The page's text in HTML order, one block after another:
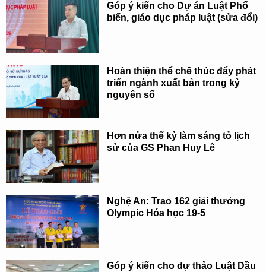
Góp ý kiến cho Dự án Luật Phổ
biến, giáo dục pháp luật (sửa đổi)
Hoàn thiện thể chế thúc đẩy phát
triển ngành xuất bản trong kỷ
nguyên số
Hơn nửa thế kỷ làm sáng tỏ lịch
sử của GS Phan Huy Lê
Nghệ An: Trao 162 giải thưởng
Olympic Hóa học 19-5
Góp ý kiến cho dự thảo Luật Dầu